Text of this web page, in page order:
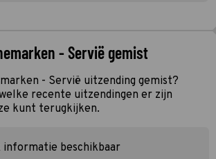
- Servië gemist
- Servië uitzending gemist?
recente uitzendingen er zijn
kunt terugkijken.
informatie beschikbaar